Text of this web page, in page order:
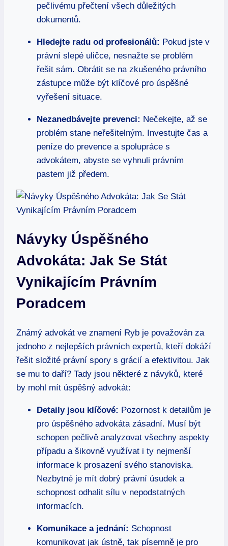
pečlivému přečtení všech důležitých
dokumentů.
Hledejte radu od profesionálů: Pokud jste v
právní slepé uličce, nesnažte se problém
řešit sám. Obrátit se na zkušeného právního
zástupce může být klíčové pro úspěšné
vyřešení situace.
Nezanedbávejte prevenci: Nečekejte, až se
problém stane neřešitelným. Investujte čas a
peníze do prevence a spolupráce s
advokátem, abyste se vyhnuli právním
pastem již předem.
Návyky Úspěšného
Advokáta: Jak Se Stát
Vynikajícím Právním
Poradcem
Známý advokát ve znamení Ryb je považován za
jednoho z nejlepších právních expertů, kteří dokáží
řešit složité právní spory s grácií a efektivitou. Jak
se mu to daří? Tady jsou některé z návyků, které
by mohl mít úspěšný advokát:
Detaily jsou klíčové: Pozornost k detailům je
pro úspěšného advokáta zásadní. Musí být
schopen pečlivě analyzovat všechny aspekty
případu a šikovně využívat i ty nejmenší
informace k prosazení svého stanoviska.
Nezbytné je mít dobrý právní úsudek a
schopnost odhalit sílu v nepodstatných
informacích.
Komunikace a jednání: Schopnost
komunikovat jak ústně, tak písemně je pro